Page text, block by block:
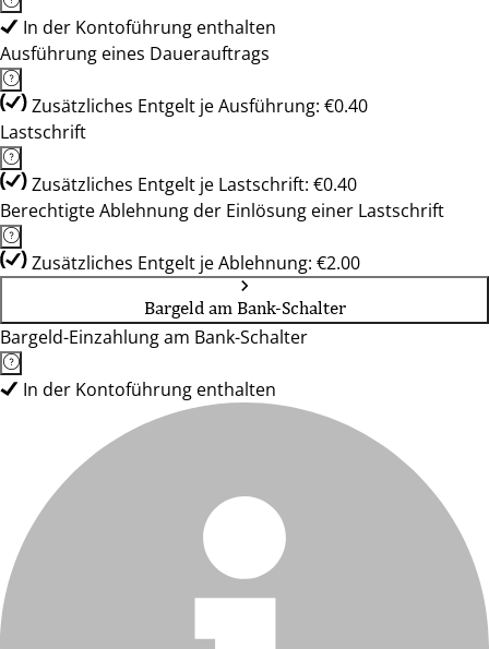
In der Kontoführung enthalten
Ausführung eines Dauerauftrags
Zusätzliches Entgelt je Ausführung: €0.40
Lastschrift
Zusätzliches Entgelt je Lastschrift: €0.40
Berechtigte Ablehnung der Einlösung einer Lastschrift
Zusätzliches Entgelt je Ablehnung: €2.00
Bargeld am Bank-Schalter
Bargeld-Einzahlung am Bank-Schalter
In der Kontoführung enthalten